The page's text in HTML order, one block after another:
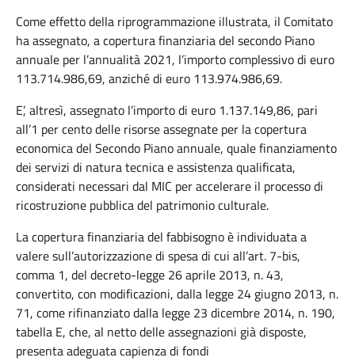
Come effetto della riprogrammazione illustrata, il Comitato
ha assegnato, a copertura finanziaria del secondo Piano
annuale per l’annualità 2021, l’importo complessivo di euro
113.714.986,69, anziché di euro 113.974.986,69.
E’, altresì, assegnato l’importo di euro 1.137.149,86, pari
all’1 per cento delle risorse assegnate per la copertura
economica del Secondo Piano annuale, quale finanziamento
dei servizi di natura tecnica e assistenza qualificata,
considerati necessari dal MIC per accelerare il processo di
ricostruzione pubblica del patrimonio culturale.
La copertura finanziaria del fabbisogno è individuata a
valere sull’autorizzazione di spesa di cui all’art. 7-bis,
comma 1, del decreto-legge 26 aprile 2013, n. 43,
convertito, con modificazioni, dalla legge 24 giugno 2013, n.
71, come rifinanziato dalla legge 23 dicembre 2014, n. 190,
tabella E, che, al netto delle assegnazioni già disposte,
presenta adeguata capienza di fondi